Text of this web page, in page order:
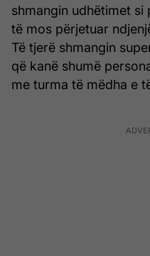
shmangin udhëtimet si
të mos përjetuar
Të tjerë shmangin
që kanë shumë
me turma të mëdha e